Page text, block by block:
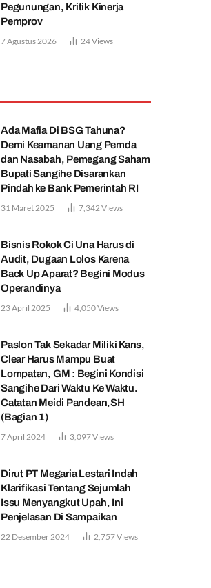
Pegunungan, Kritik Kinerja
Pemprov
7 Agustus 2026 24Views
Ada Mafia Di BSG Tahuna?
Demi Keamanan Uang Pemda
dan Nasabah, Pemegang Saham
Bupati Sangihe Disarankan
Pindah ke Bank Pemerintah RI
31 Maret 2025 7,342 Views
Bisnis Rokok Ci Una Harus di
Audit, Dugaan Lolos Karena
Back Up Aparat? Begini Modus
Operandinya
23 April 2025 4,050Views
Paslon Tak Sekadar Miliki Kans,
Clear Harus Mampu Buat
Lompatan, GM : Begini Kondisi
Sangihe Dari Waktu Ke Waktu.
Catatan Meidi Pandean,SH
(Bagian 1)
7 April 2024 3,097Views
Dirut PT Megaria Lestari Indah
Klarifikasi Tentang Sejumlah
Issu Menyangkut Upah, Ini
Penjelasan Di Sampaikan
22 Desember 2024 2,757Views